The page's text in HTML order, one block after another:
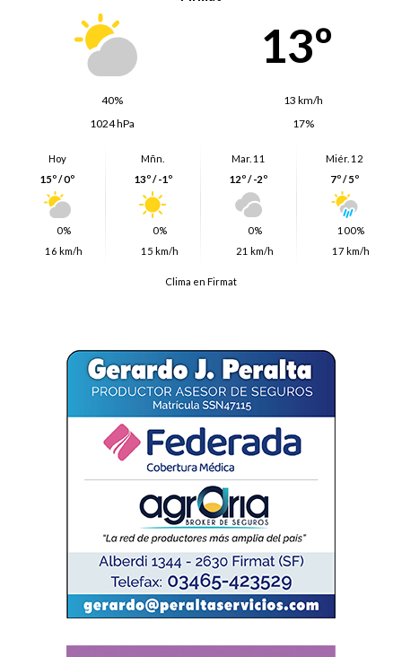
13º
40%
13 km/h
1024 hPa
17%
Hoy
15º / 0º
0%
16 km/h
Mñn.
13º / -1º
0%
15 km/h
Mar. 11
12º / -2º
0%
21 km/h
Miér. 12
7º / 5º
100%
17 km/h
Clima en Firmat